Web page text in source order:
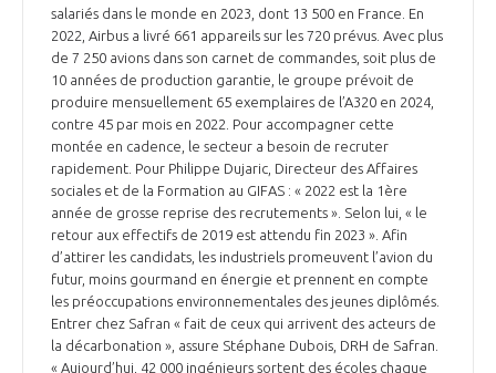
salariés dans le monde en 2023, dont 13 500 en France. En
2022, Airbus a livré 661 appareils sur les 720 prévus. Avec plus
de 7 250 avions dans son carnet de commandes, soit plus de
10 années de production garantie, le groupe prévoit de
produire mensuellement 65 exemplaires de l’A320 en 2024,
contre 45 par mois en 2022. Pour accompagner cette
montée en cadence, le secteur a besoin de recruter
rapidement. Pour Philippe Dujaric, Directeur des Affaires
sociales et de la Formation au GIFAS : « 2022 est la 1ère
année de grosse reprise des recrutements ». Selon lui, « le
retour aux effectifs de 2019 est attendu fin 2023 ». Afin
d’attirer les candidats, les industriels promeuvent l’avion du
futur, moins gourmand en énergie et prennent en compte
les préoccupations environnementales des jeunes diplômés.
Entrer chez Safran « fait de ceux qui arrivent des acteurs de
la décarbonation », assure Stéphane Dubois, DRH de Safran.
« Aujourd’hui, 42 000 ingénieurs sortent des écoles chaque